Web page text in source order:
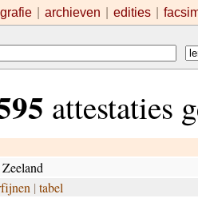
archieven edities
attestaties
Zeeland
| tabel